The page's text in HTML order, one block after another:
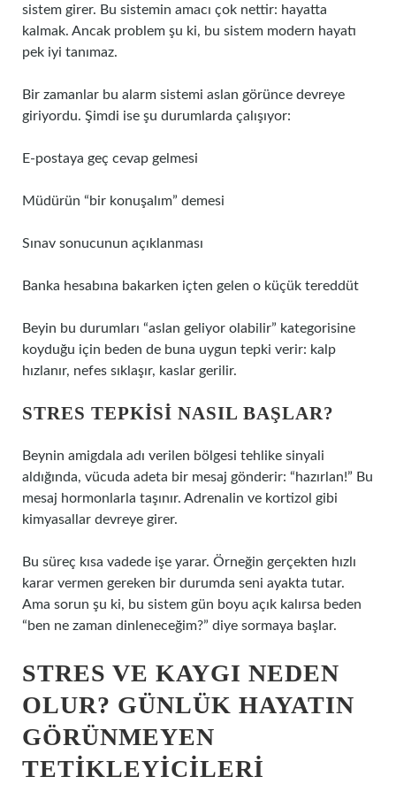
sistem girer. Bu sistemin amacı çok nettir: hayatta
kalmak. Ancak problem şu ki, bu sistem modern hayatı
pek iyi tanımaz.
Bir zamanlar bu alarm sistemi aslan görünce devreye
giriyordu. Şimdi ise şu durumlarda çalışıyor:
E-postaya geç cevap gelmesi
Müdürün “bir konuşalım” demesi
Sınav sonucunun açıklanması
Banka hesabına bakarken içten gelen o küçük tereddüt
Beyin bu durumları “aslan geliyor olabilir” kategorisine
koyduğu için beden de buna uygun tepki verir: kalp
hızlanır, nefes sıklaşır, kaslar gerilir.
STRES TEPKISI NASIL BAŞLAR?
Beynin amigdala adı verilen bölgesi tehlike sinyali
aldığında, vücuda adeta bir mesaj gönderir: “hazırlan!” Bu
mesaj hormonlarla taşınır. Adrenalin ve kortizol gibi
kimyasallar devreye girer.
Bu süreç kısa vadede işe yarar. Örneğin gerçekten hızlı
karar vermen gereken bir durumda seni ayakta tutar.
Ama sorun şu ki, bu sistem gün boyu açık kalırsa beden
“ben ne zaman dinleneceğim?” diye sormaya başlar.
STRES VE KAYGI NEDEN
OLUR? GÜNLÜK HAYATIN
GÖRÜNMEYEN
TETIKLEYICILERI